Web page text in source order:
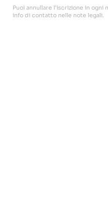
Puoi annullare l'iscrizione in
info di contatto nelle note legali.